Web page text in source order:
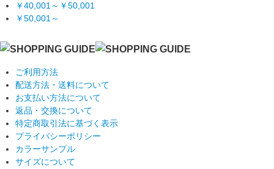
￥40,001～￥50,001
￥50,001～
ご利用方法
配送方法・送料について
お支払い方法について
返品・交換について
特定商取引法に基づく表示
プライバシーポリシー
カラーサンプル
サイズについて